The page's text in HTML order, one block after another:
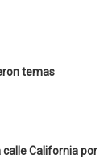
temas
California por